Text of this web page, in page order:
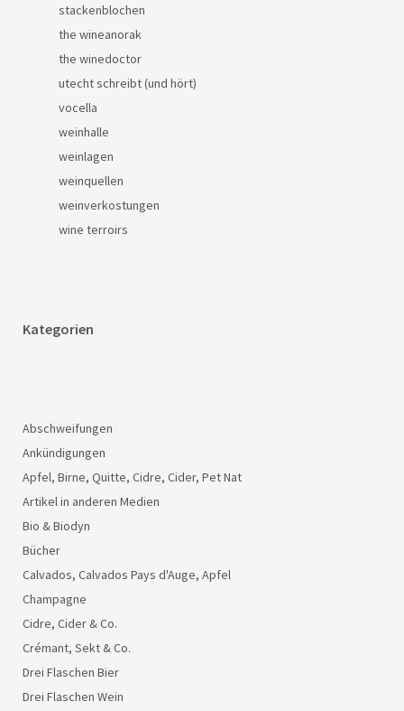
stackenblochen
the wineanorak
the winedoctor
utecht schreibt (und hört)
vocella
weinhalle
weinlagen
weinquellen
weinverkostungen
wine terroirs
Kategorien
Abschweifungen
Ankündigungen
Apfel, Birne, Quitte, Cidre, Cider, Pet Nat
Artikel in anderen Medien
Bio & Biodyn
Bücher
Calvados, Calvados Pays d'Auge, Apfel
Champagne
Cidre, Cider & Co.
Crémant, Sekt & Co.
Drei Flaschen Bier
Drei Flaschen Wein